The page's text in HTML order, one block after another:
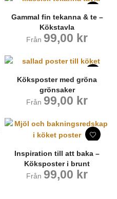
Gammal fin tekanna & te –
Kökstavla
Från 99,00 kr
Köksposter med gröna
grönsaker
Från 99,00 kr
Inspiration till att baka –
Köksposter i brunt
Från 99,00 kr